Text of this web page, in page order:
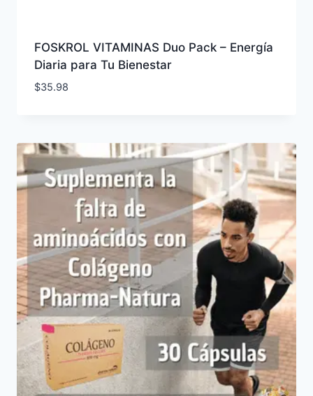
FOSKROL VITAMINAS Duo Pack – Energía
Diaria para Tu Bienestar
$35.98